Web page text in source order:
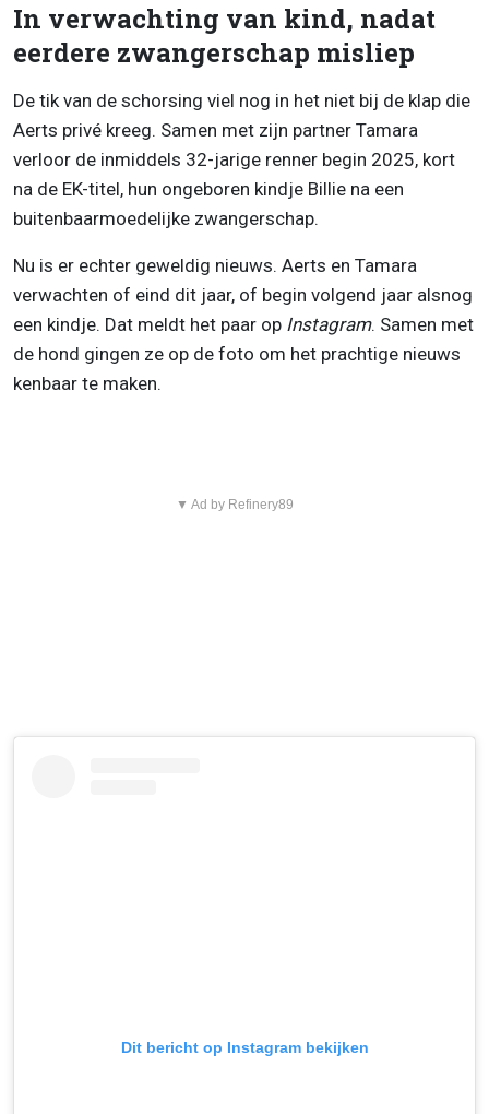
In verwachting van kind, nadat
eerdere zwangerschap misliep
De tik van de schorsing viel nog in het niet bij de klap die
Aerts privé kreeg. Samen met zijn partner Tamara
verloor de inmiddels 32-jarige renner begin 2025, kort
na de EK-titel, hun ongeboren kindje Billie na een
buitenbaarmoedelijke zwangerschap.
Nu is er echter geweldig nieuws. Aerts en Tamara
verwachten of eind dit jaar, of begin volgend jaar alsnog
een kindje. Dat meldt het paar op Instagram. Samen met
de hond gingen ze op de foto om het prachtige nieuws
kenbaar te maken.
▼ Ad by Refinery89
Dit bericht op Instagram bekijken